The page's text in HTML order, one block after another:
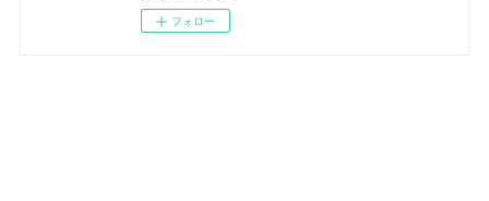
フォロー